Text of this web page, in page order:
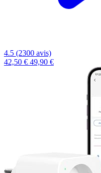
4.5 (2300 avis)
42,50 € 49,90 €